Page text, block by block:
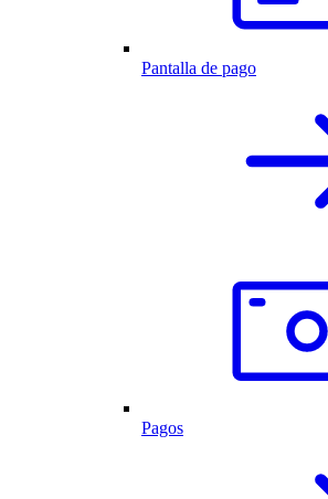
Pantalla de pago
Pagos